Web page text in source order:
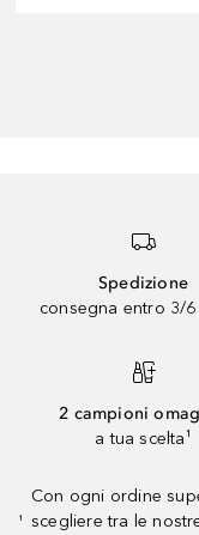
Spedizione
consegna entro 3/
2 campioni
a tua scelta¹
¹
Con ogni ordine
scegliere tra le